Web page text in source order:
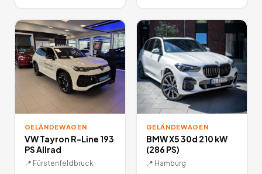
GELÄNDEWAGEN
VW Tayron R-Line 193
PS Allrad
📍 Fürstenfeldbruck
GELÄNDEWAGEN
BMW X5 30d 210 kW
(286 PS)
📍 Hamburg